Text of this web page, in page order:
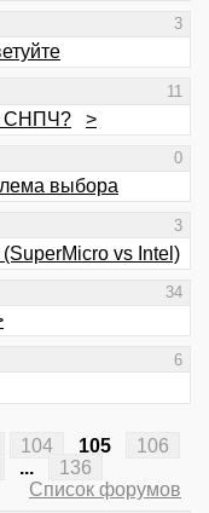
3
11
СНПЧ? >
0
выбора
3
vs Intel)
34
6
104 105
106
...
136
Список форумов